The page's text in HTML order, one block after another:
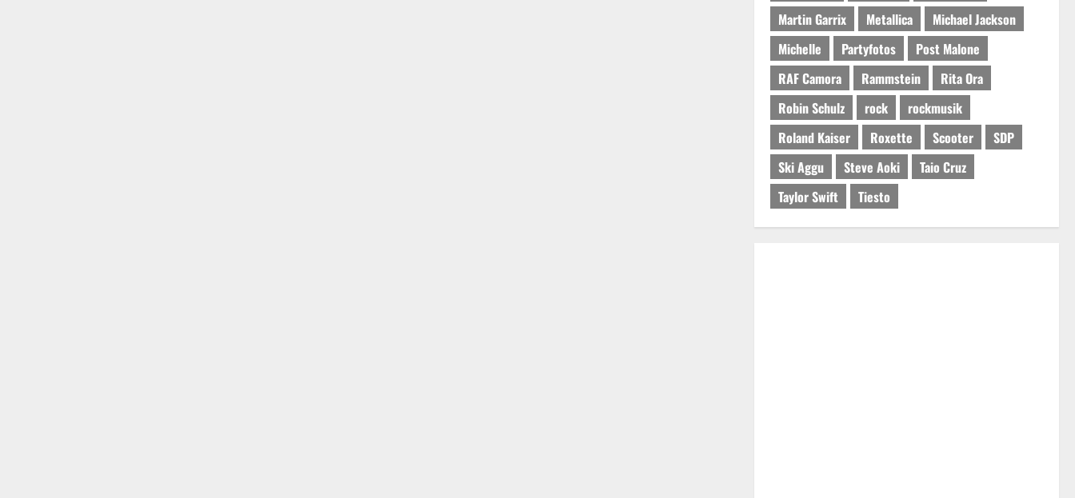
Martin Garrix
Metallica
Michael Jackson
Michelle
Partyfotos
Post Malone
RAF Camora
Rammstein
Rita Ora
Robin Schulz
rock
rockmusik
Roland Kaiser
Roxette Scooter
SDP
Ski Aggu
Steve Aoki
Taio Cruz
Taylor Swift
Tiesto